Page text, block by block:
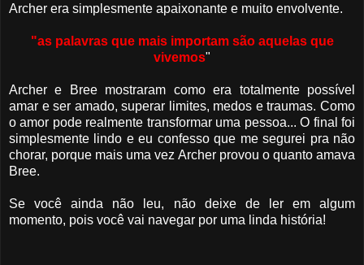
Archer era simplesmente apaixonante e muito envolvente.
"as palavras que mais importam são aquelas que
vivemos"
Archer e Bree mostraram como era totalmente possível
amar e ser amado, superar limites, medos e traumas. Como
o amor pode realmente transformar uma pessoa... O final foi
simplesmente lindo e eu confesso que me segurei pra não
chorar, porque mais uma vez Archer provou o quanto amava
Bree.
Se você ainda não leu, não deixe de ler em algum
momento, pois você vai navegar por uma linda história!